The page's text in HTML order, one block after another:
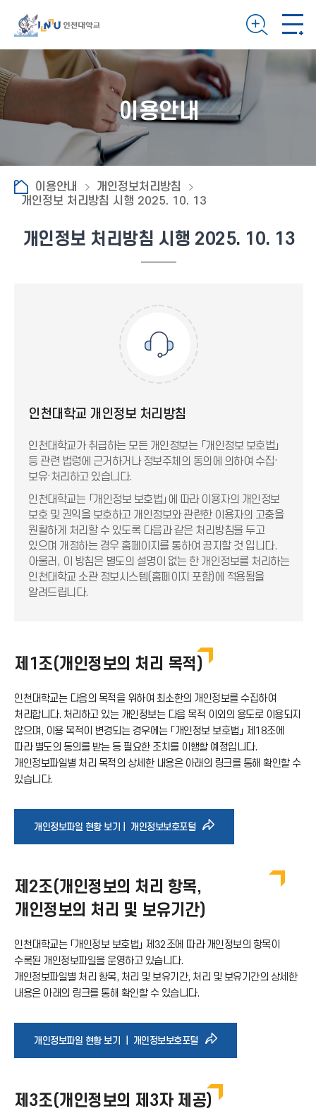
이용안내
이용안내
개인정보처리방침
개인정보 처리방침 시행 2025. 10. 13
개인정보 처리방침 시행 2025. 10. 13
인천대학교 개인정보 처리방침
인천대학교가 취급하는 모든 개인정보는 「개인정보 보호법」
등 관련 법령에 근거하거나 정보주체의 동의에 의하여 수집·
보유·처리하고 있습니다.
인천대학교는 「개인정보 보호법」에 따라 이용자의 개인정보
보호 및 권익을 보호하고 개인정보와 관련한 이용자의 고충을
원활하게 처리할 수 있도록 다음과 같은 처리방침을 두고
있으며 개정하는 경우 홈페이지를 통하여 공지할 것 입니다.
아울러, 이 방침은 별도의 설명이 없는 한 개인정보를 처리하는
인천대학교 소관 정보시스템(홈페이지 포함)에 적용됨을
알려드립니다.
제1조(개인정보의 처리 목적)
인천대학교는 다음의 목적을 위하여 최소한의 개인정보를 수집하여
처리합니다. 처리하고 있는 개인정보는 다음 목적 이외의 용도로 이용되지
않으며, 이용 목적이 변경되는 경우에는 「개인정보 보호법」 제18조에
따라 별도의 동의를 받는 등 필요한 조치를 이행할 예정입니다.
개인정보파일별 처리 목적의 상세한 내용은 아래의 링크를 통해 확인할 수
있습니다.
개인정보파일 현황 보기｜ 개인정보보호포털바
가
콘
제2조(개인정보의 처리 항목,
개인정보의 처리 및 보유기간)
인천대학교는 「개인정보 보호법」 제32조에 따라 개인정보의 항목이
수록된 개인정보파일을 운영하고 있습니다.
개인정보파일별 처리 항목, 처리 및 보유기간, 처리 및 보유기간의 상세한
내용은 아래의 링크를 통해 확인할 수 있습니다.
개인정보파일 현황 보기 ｜ 개인정보보호포털바
가
제3조(개인정보의 제3자 제공)